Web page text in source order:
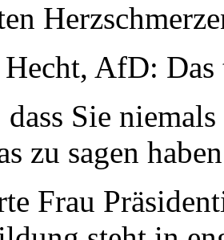
AfD:
Sie
zu sagen
Frau